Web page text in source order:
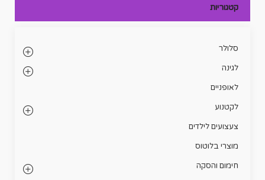
קטגוריות
סלולר
לגינה
לאופניים
לקטנוע
צעצועים לילדים
מוצרי בלוטוס
חימום והסקה